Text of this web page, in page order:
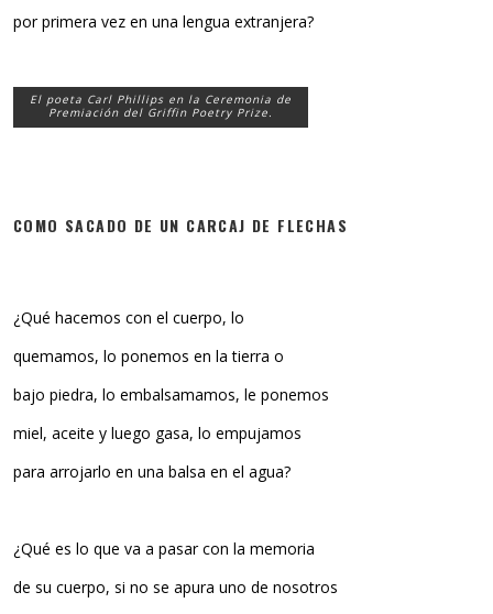
por primera vez en una lengua extranjera?
El poeta Carl Phillips en la Ceremonia de
Premiación del Griffin Poetry Prize.
COMO SACADO DE UN CARCAJ DE FLECHAS
¿Qué hacemos con el cuerpo, lo
quemamos, lo ponemos en la tierra o
bajo piedra, lo embalsamamos, le ponemos
miel, aceite y luego gasa, lo empujamos
para arrojarlo en una balsa en el agua?
¿Qué es lo que va a pasar con la memoria
de su cuerpo, si no se apura uno de nosotros